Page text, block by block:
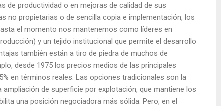
de productividad o en mejoras de calidad de sus
no propietarias o de sencilla copia e implementación, los
el momento nos mantenemos como líderes en
y un tejido institucional que permite el desarrollo
también están a tiro de piedra de muchos de
desde 1975 los precios medios de las principales
en términos reales. Las opciones tradicionales son la
de superficie por explotación, que mantiene los
una posición negociadora más sólida. Pero, en el